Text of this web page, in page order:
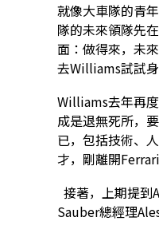
就像大車隊的青
隊的未來領隊先
面：做得來，未
去Williams試試
Williams去年再
成是退無死所，
已，包括技術、
才，剛離開
接著，上期提到
Sauber總經理